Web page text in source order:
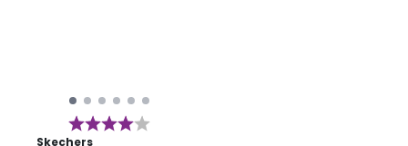
Karakter:
Skechers